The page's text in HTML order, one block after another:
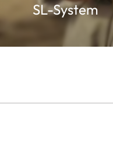
SL-System